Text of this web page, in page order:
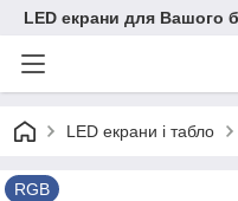
LED екрани для Вашого
LED екрани і табло
RGB